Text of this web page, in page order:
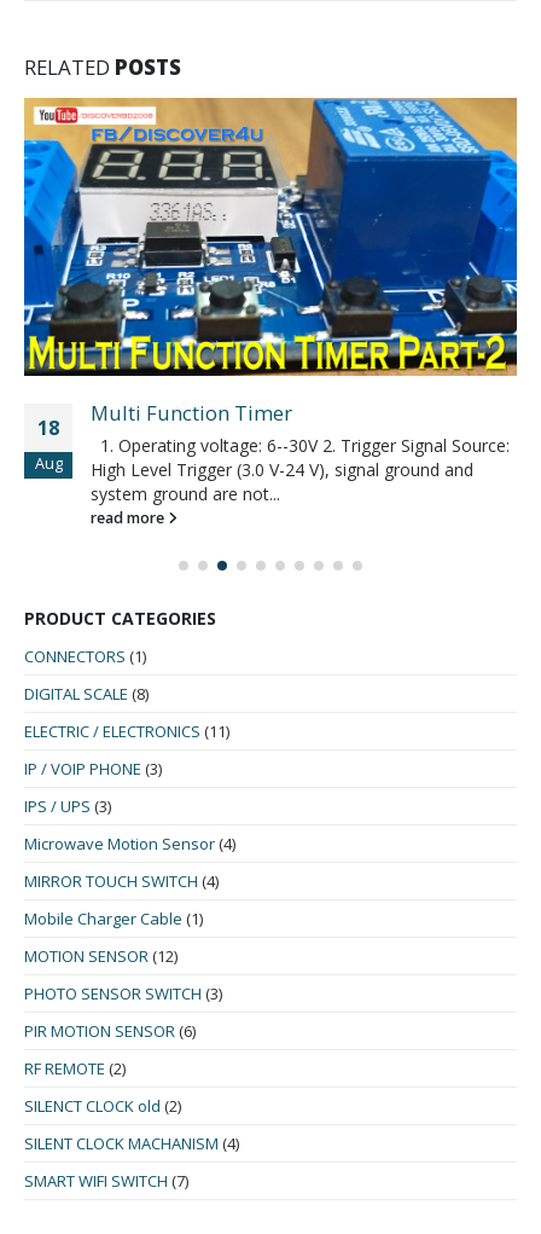
RELATED POSTS
18
Aug
Multi Function Timer
1. Operating voltage: 6--30V 2. Trigger Signal Source:
High Level Trigger (3.0 V-24 V), signal ground and
system ground are not...
read more
PRODUCT CATEGORIES
CONNECTORS (1)
DIGITAL SCALE (8)
ELECTRIC / ELECTRONICS (11)
IP / VOIP PHONE (3)
IPS / UPS (3)
Microwave Motion Sensor(4)
MIRROR TOUCH SWITCH (4)
Mobile Charger Cable (1)
MOTION SENSOR (12)
PHOTO SENSOR SWITCH (3)
PIR MOTION SENSOR (6)
RF REMOTE (2)
SILENCT CLOCK old (2)
SILENT CLOCK MACHANISM (4)
SMART WIFI SWITCH (7)